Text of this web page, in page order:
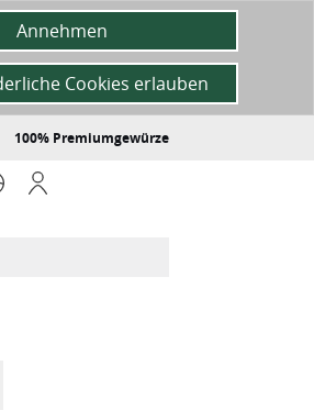
100% Premiumgewürze
Annehmen
Cookies erlauben